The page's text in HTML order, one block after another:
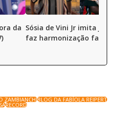
da Sósia de Vini Jr imita
faz harmonização facial
ZAMBIANCHIBLOG DA FABÍOLA REIPERT
RECORD